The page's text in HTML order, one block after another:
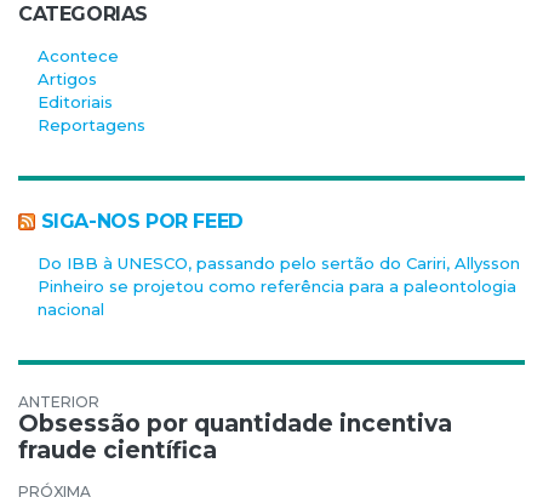
CATEGORIAS
Acontece
Artigos
Editoriais
Reportagens
SIGA-NOS POR FEED
Do IBB à UNESCO, passando pelo sertão do Cariri, Allysson
Pinheiro se projetou como referência para a paleontologia
nacional
Navegação de Post
Obsessão por quantidade incentiva
fraude científica